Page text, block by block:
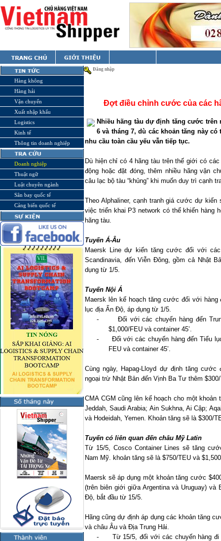
Hàng không
Hàng hải
Vận chuyển
Xuất nhập khẩu
Logistics
Kinh tế
Thông tin doanh nghiệp
Doanh nghiệp
Thuật ngữ
Luật chuyên ngành
Sân bay quốc tế
Cảng biển quốc tế
Đăng nhập
Đợt điều chỉnh cước của các
Nhiều hãng tàu dự định tăng cước
6 và tháng 7, dù các khoản tăng này
nhu cầu toàn cầu yếu vẫn tiếp tục.
Dù hiện chỉ có 4 hãng tàu trên thế giới có
động hoặc đặt đóng, thêm nhiều hãng vận
câu lạc bộ tàu “khủng” khi muốn duy trì cạnh
Theo Alphaliner, cạnh tranh giá cước dự
việc triển khai P3 network có thể khiến hàng
hãng tàu.
Tuyến Á-Âu
Maersk Line dự kiến tăng cước đối với
Scandinavia, đến Viễn Đông, gồm cả Nhật
dụng từ 1/5.
Tuyến Nội Á
Maersk lên kế hoạch tăng cước đối với
lục địa Ấn Độ, áp dụng từ 1/5.
-
Đối với các chuyến hàng đến
$1,000/FEU và container 45’.
-
Đối với các chuyến hàng đến Tiểu
FEU và container 45’.
Cùng ngày, Hapag-Lloyd dự định tăng
ngoại trừ Nhật Bản đến Vịnh Ba Tư thêm
CMA CGM cũng lên kế hoạch cho một
Jeddah, Saudi Arabia; Ain Sukhna, Ai Cập;
và Hodeidah, Yemen. Khoản tăng sẽ là $300/
Tuyến có liên quan đến châu Mỹ Latin
Từ 15/5, Cosco Container Lines sẽ tăng
Nam Mỹ. khoản tăng sẽ là $750/TEU và
Maersk sẽ áp dụng một khoản tăng cước
(trên biên giới giữa Argentina và Uruguay)
Độ, bắt đầu từ 15/5.
Hãng cũng dự định áp dụng các khoản tăng
và châu Âu và Địa Trung Hải.
-
Từ 15/5, đối với các chuyến hàng